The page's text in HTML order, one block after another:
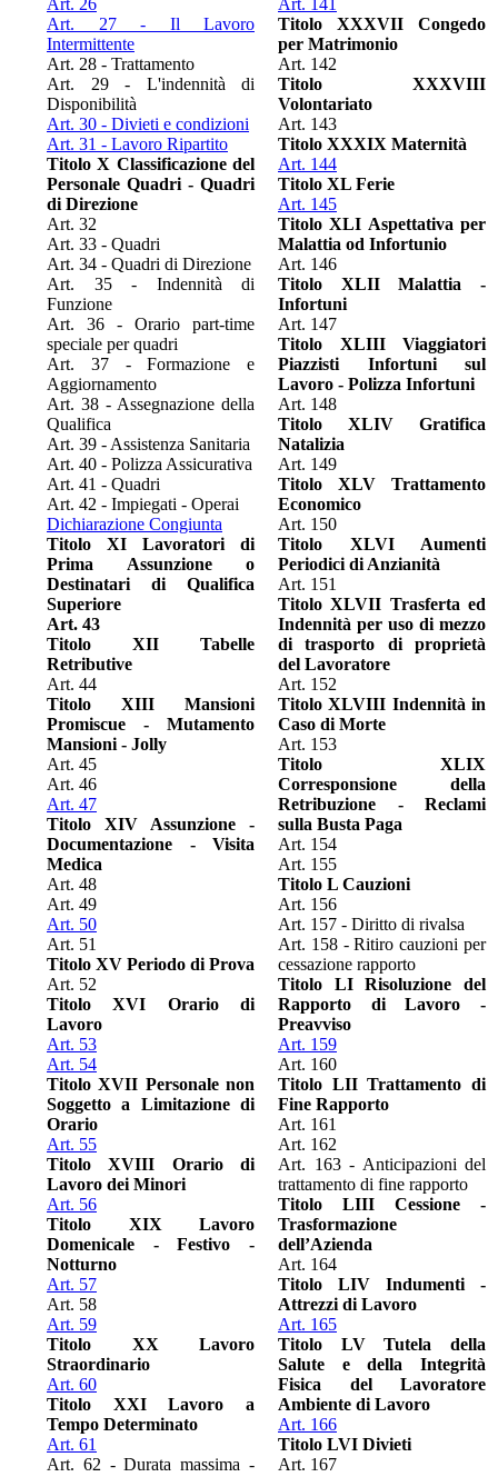
Art. 27 - Il Lavoro
Intermittente
Art. 28 - Trattamento
Art. 29 - L'indennità di
Disponibilità
Art. 30 - Divieti e condizioni
Art. 31 - Lavoro Ripartito
Titolo X Classificazione del
Personale Quadri - Quadri
di Direzione
Art. 32
Art. 33 - Quadri
Art. 34 - Quadri di Direzione
Art. 35 - Indennità di
Funzione
Art. 36 - Orario part-time
speciale per quadri
Art. 37 - Formazione e
Aggiornamento
Art. 38 - Assegnazione della
Qualifica
Art. 39 - Assistenza Sanitaria
Art. 40 - Polizza Assicurativa
Art. 41 - Quadri
Art. 42 - Impiegati - Operai
Dichiarazione Congiunta
Titolo XI Lavoratori di
Prima Assunzione o
Destinatari di Qualifica
Superiore
Art. 43
Titolo XII Tabelle
Retributive
Art. 44
Titolo XIII Mansioni
Promiscue - Mutamento
Mansioni - Jolly
Art. 45
Art. 46
Art. 47
Titolo XIV Assunzione -
Documentazione - Visita
Medica
Art. 48
Art. 49
Art. 50
Art. 51
Titolo XV Periodo di Prova
Art. 52
Titolo XVI Orario di
Lavoro
Art. 53
Art. 54
Titolo XVII Personale non
Soggetto a Limitazione di
Orario
Art. 55
Titolo XVIII Orario di
Lavoro dei Minori
Art. 56
Titolo XIX Lavoro
Domenicale - Festivo -
Notturno
Art. 57
Art. 58
Art. 59
Titolo XX Lavoro
Straordinario
Art. 60
Titolo XXI Lavoro a
Tempo Determinato
Art. 61
Art. 62 - Durata massima -
Titolo XXXVII Congedo
per Matrimonio
Art. 142
Titolo XXXVIII
Volontariato
Art. 143
Titolo XXXIX Maternità
Art. 144
Titolo XL Ferie
Art. 145
Titolo XLI Aspettativa per
Malattia od Infortunio
Art. 146
Titolo XLII Malattia -
Infortuni
Art. 147
Titolo XLIII Viaggiatori
Piazzisti Infortuni sul
Lavoro - Polizza Infortuni
Art. 148
Titolo XLIV Gratifica
Natalizia
Art. 149
Titolo XLV Trattamento
Economico
Art. 150
Titolo XLVI Aumenti
Periodici di Anzianità
Art. 151
Titolo XLVII Trasferta ed
Indennità per uso di mezzo
di trasporto di proprietà
del Lavoratore
Art. 152
Titolo XLVIII Indennità in
Caso di Morte
Art. 153
Titolo XLIX
Corresponsione della
Retribuzione - Reclami
sulla Busta Paga
Art. 154
Art. 155
Titolo L Cauzioni
Art. 156
Art. 157 - Diritto di rivalsa
Art. 158 - Ritiro cauzioni per
cessazione rapporto
Titolo LI Risoluzione del
Rapporto di Lavoro -
Preavviso
Art. 159
Art. 160
Titolo LII Trattamento di
Fine Rapporto
Art. 161
Art. 162
Art. 163 - Anticipazioni del
trattamento di fine rapporto
Titolo LIII Cessione -
Trasformazione
dell’Azienda
Art. 164
Titolo LIV Indumenti -
Attrezzi di Lavoro
Art. 165
Titolo LV Tutela della
Salute e della Integrità
Fisica del Lavoratore
Ambiente di Lavoro
Art. 166
Titolo LVI Divieti
Art. 167